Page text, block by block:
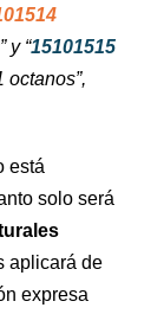
y “15101515
octanos”,
está
solo será
aplicará de
expresa